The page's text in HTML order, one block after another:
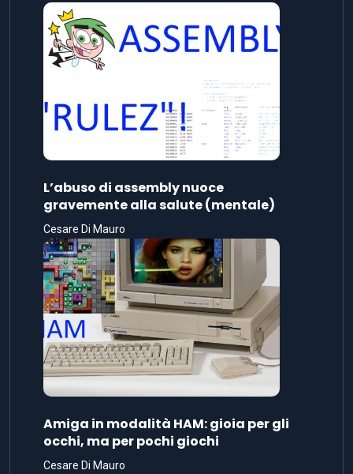
L’abuso di assembly nuoce
gravemente alla salute (mentale)
Cesare Di Mauro
Amiga in modalità HAM: gioia per gli
occhi, ma per pochi giochi
Cesare Di Mauro